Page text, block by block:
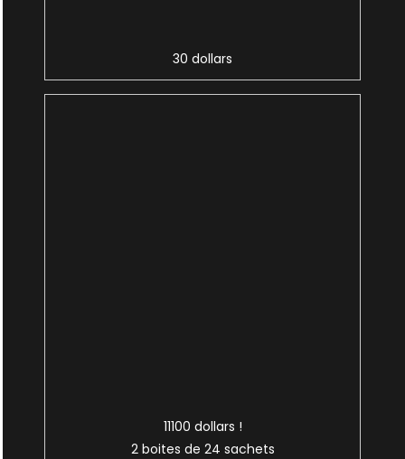
30 dollars
11100 dollars !
2 boites de 24 sachets